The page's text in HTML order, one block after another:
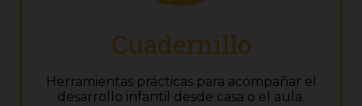
Cuadernillo
Herramientas prácticas para acompañar el
desarrollo infantil desde casa o el aula.